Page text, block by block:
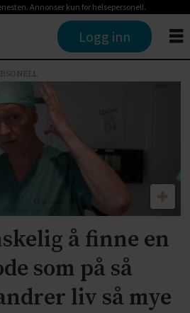
Annonser kun for helsepersonell.
Logg inn
å finne en
som på så
liv så mye